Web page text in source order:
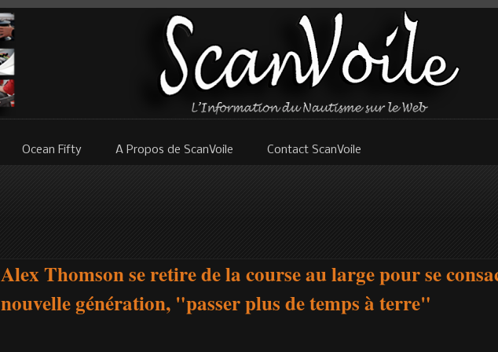
Ocean Fifty A Propos de ScanVoile Contact ScanVoile
Alex Thomson se retire de la course au large pour se
nouvelle génération, "passer plus de temps à terre"